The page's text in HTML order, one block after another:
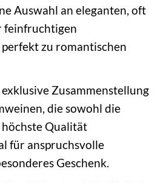
Auswahl an eleganten, oft
feinfruchtigen
zu romantischen
exklusive Zusammenstellung
die sowohl die
Qualität
für anspruchsvolle
Geschenk.